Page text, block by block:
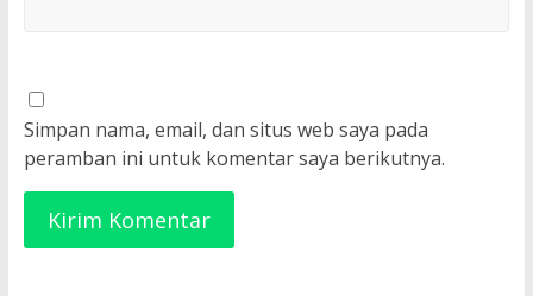
Simpan nama, email, dan situs web saya pada
peramban ini untuk komentar saya berikutnya.